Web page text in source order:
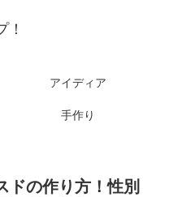
！
アイディア
手作り
ドの作り方！性別